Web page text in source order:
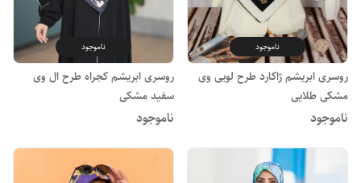
ناموجود
روسری ابریشم ژاکارد طرح لویی وی
مشکی طلایی
ناموجود
ناموجود
روسری ابریشم کجراه طرح ال وی
سفید مشکی
ناموجود